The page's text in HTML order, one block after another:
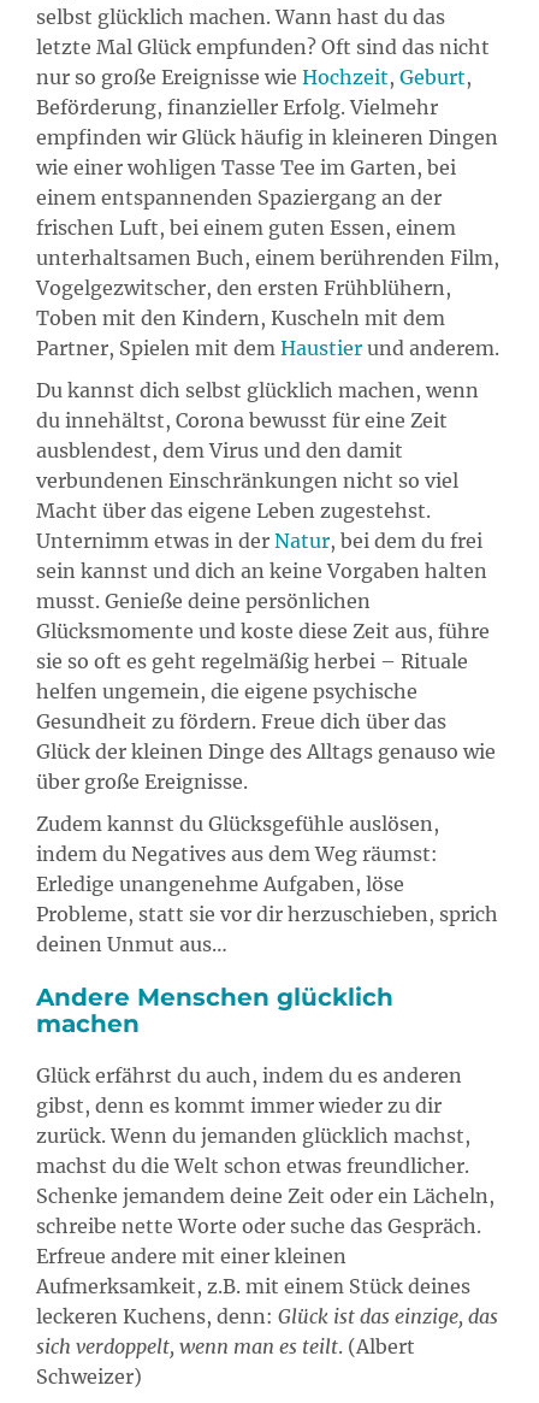
selbst glücklich machen. Wann hast du das
letzte Mal Glück empfunden? Oft sind das nicht
nur so große Ereignisse wie Hochzeit, Geburt,
Beförderung, finanzieller Erfolg. Vielmehr
empfinden wir Glück häufig in kleineren Dingen
wie einer wohligen Tasse Tee im Garten, bei
einem entspannenden Spaziergang an der
frischen Luft, bei einem guten Essen, einem
unterhaltsamen Buch, einem berührenden Film,
Vogelgezwitscher, den ersten Frühblühern,
Toben mit den Kindern, Kuscheln mit dem
Partner, Spielen mit dem Haustier und anderem.
Du kannst dich selbst glücklich machen, wenn
du innehältst, Corona bewusst für eine Zeit
ausblendest, dem Virus und den damit
verbundenen Einschränkungen nicht so viel
Macht über das eigene Leben zugestehst.
Unternimm etwas in der Natur, bei dem du frei
sein kannst und dich an keine Vorgaben halten
musst. Genieße deine persönlichen
Glücksmomente und koste diese Zeit aus, führe
sie so oft es geht regelmäßig herbei – Rituale
helfen ungemein, die eigene psychische
Gesundheit zu fördern. Freue dich über das
Glück der kleinen Dinge des Alltags genauso wie
über große Ereignisse.
Zudem kannst du Glücksgefühle auslösen,
indem du Negatives aus dem Weg räumst:
Erledige unangenehme Aufgaben, löse
Probleme, statt sie vor dir herzuschieben, sprich
deinen Unmut aus…
Andere Menschen glücklich
machen
Glück erfährst du auch, indem du es anderen
gibst, denn es kommt immer wieder zu dir
zurück. Wenn du jemanden glücklich machst,
machst du die Welt schon etwas freundlicher.
Schenke jemandem deine Zeit oder ein Lächeln,
schreibe nette Worte oder suche das Gespräch.
Erfreue andere mit einer kleinen
Aufmerksamkeit, z.B. mit einem Stück deines
leckeren Kuchens, denn: Glück ist das einzige, das
sich verdoppelt, wenn man es teilt. (Albert
Schweizer)